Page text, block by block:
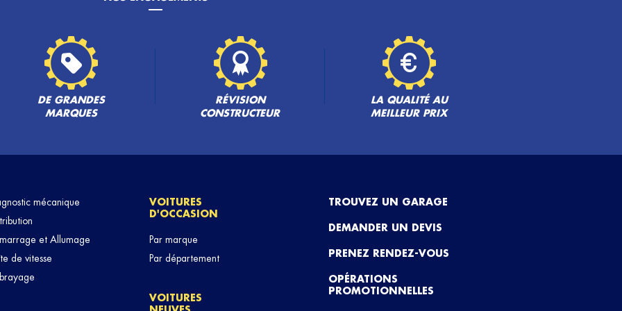
DE GRANDES
MARQUES
RÉVISION
CONSTRUCTEUR
LA QUALITÉ AU
MEILLEUR PRIX
mécanique
et Allumage
de vitesse
VOITURES
D'OCCASION
Par marque
Par département
VOITURES
TROUVEZ UN GARAGE
DEMANDER UN DEVIS
PRENEZ RENDEZ-VOUS
OPÉRATIONS
PROMOTIONNELLES